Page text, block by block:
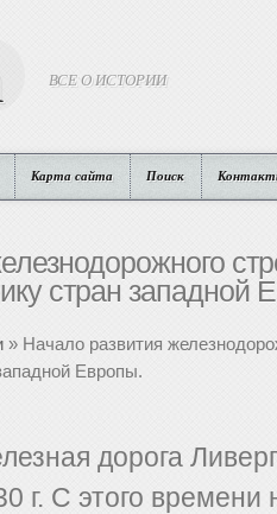
ВСЕ О ИСТОРИИ
Карта сайта Поиск
стран западной
» Начало развития
Европы.
дорога
г. С этого времени